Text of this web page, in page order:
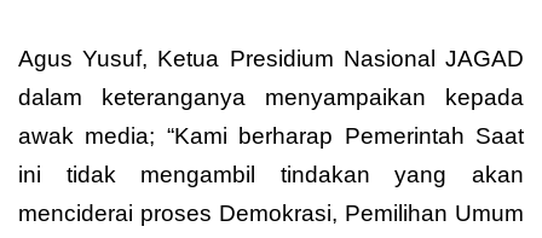
Agus Yusuf, Ketua Presidium Nasional JAGAD
dalam keteranganya menyampaikan kepada
awak media; “Kami berharap Pemerintah Saat
ini tidak mengambil tindakan yang akan
menciderai proses Demokrasi, Pemilihan Umum